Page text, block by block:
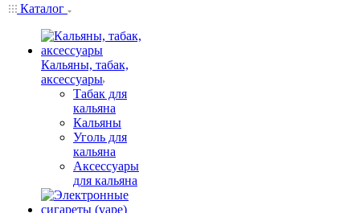
Каталог
Кальяны, табак,
аксессуары
Табак для
кальяна
Кальяны
Уголь для
кальяна
Аксессуары
для кальяна